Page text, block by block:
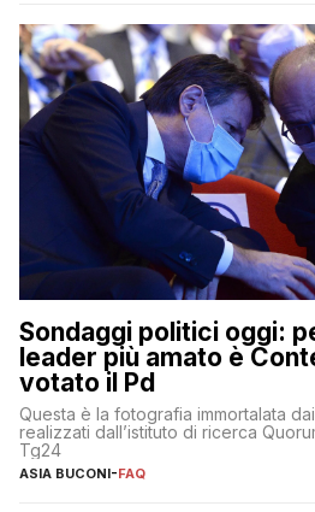
Sondaggi politici oggi:
leader più amato è
votato il Pd
Questa è la fotografia immortalata
realizzati dall’istituto di ricerca
Tg24
ASIA BUCONI-FAQ